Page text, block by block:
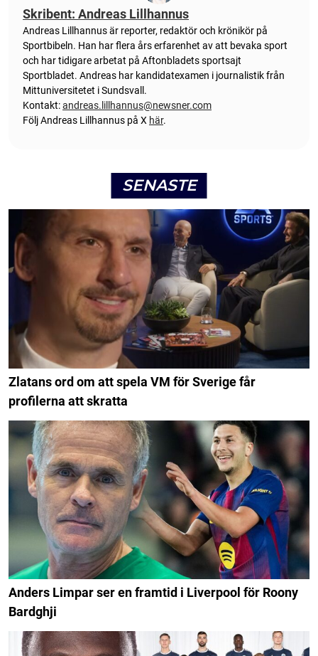
Skribent: Andreas Lillhannus
Andreas Lillhannus är reporter, redaktör och krönikör på
Sportbibeln. Han har flera års erfarenhet av att bevaka sport
och har tidigare arbetat på Aftonbladets sportsajt
Sportbladet. Andreas har kandidatexamen i journalistik från
Mittuniversitetet i Sundsvall.
Kontakt:andreas.lillhannus@newsner.com
Följ Andreas Lillhannus på X här.
SENASTE
Zlatans ord om att spela VM för Sverige får
profilerna att skratta
Anders Limpar ser en framtid i Liverpool för Roony
Bardghji